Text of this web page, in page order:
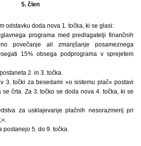
5. člen
odstavku doda nova 1. točka, ki se glasi:
programa med predlagatelji finančnih
povečanje ali zmanjšanje posameznega
15% obsega podprograma v sprejetem
2. in 3. točka.
3. točki za besedami »o sistemu plač« postavi
črta. Za 3. točko se doda nova 4. točka, ki se
za usklajevanje plačnih nesorazmerij pri
5. do 9. točka.